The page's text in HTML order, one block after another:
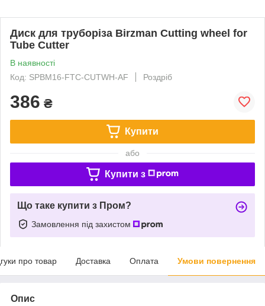
Диск для труборіза Birzman Cutting wheel for
Tube Cutter
В наявності
Код: SPBM16-FTC-CUTWH-AF
Роздріб
386 ₴
Купити
або
Купити з
Що таке купити з Пром?
Замовлення під захистом
про товар Доставка Оплата Умови повернення
Опис